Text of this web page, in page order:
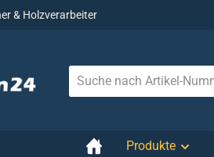
& Holzverarbeiter
Produkte